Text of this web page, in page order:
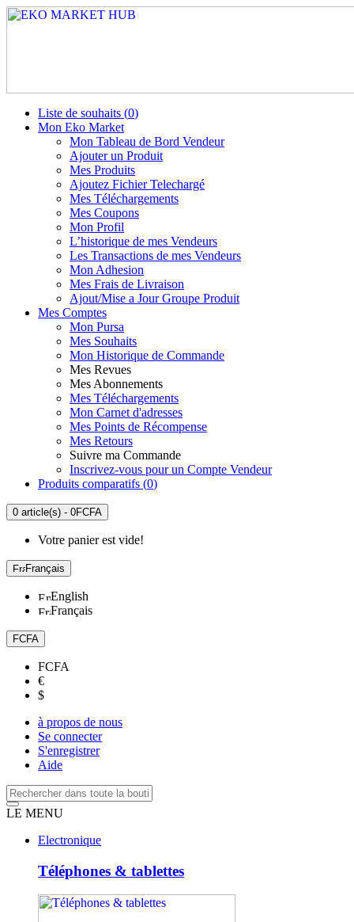
Liste de souhaits (0)
Mon Eko Market
Mon Tableau de Bord Vendeur
Ajouter un Produit
Mes Produits
Ajoutez Fichier Telechargé
Mes Téléchargements
Mes Coupons
Mon Profil
L’historique de mes Vendeurs
Les Transactions de mes Vendeurs
Mon Adhesion
Mes Frais de Livraison
Ajout/Mise a Jour Groupe Produit
Mes Comptes
Mon Pursa
Mes Souhaits
Mon Historique de Commande
Mes Revues
Mes Abonnements
Mes Téléchargements
Mon Carnet d'adresses
Mes Points de Récompense
Mes Retours
Suivre ma Commande
Inscrivez-vous pour un Compte Vendeur
Produits comparatifs (0)
0 article(s) - 0FCFA
Votre panier est vide!
Français
English
Français
FCFA
FCFA
€
$
à propos de nous
Se connecter
S'enregistrer
Aide
LE MENU
Electronique
Téléphones & tablettes